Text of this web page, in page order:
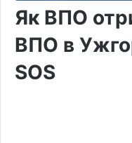
Як ВПО
ВПО в
SOS